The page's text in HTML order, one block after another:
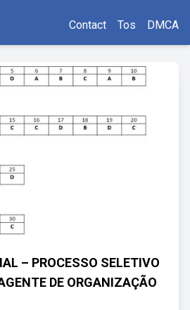
Contact Tos DMCA
– PROCESSO SELETIVO
DE ORGANIZAÇÃO